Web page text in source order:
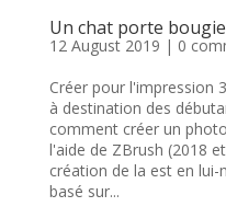
Un chat porte bougie
12 August 2019 | 0
Créer pour l'impression
à destination des
comment créer un
l'aide de ZBrush (2018
création de la est en
basé sur...